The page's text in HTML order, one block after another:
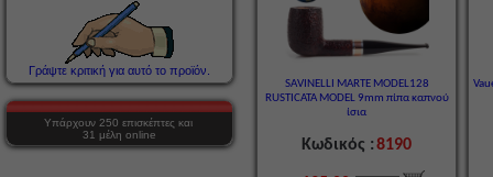
Γράψτε κριτική για αυτό το προϊόν.
Υπάρχουν 250 επισκέπτες και
31 μέλη online
SAVINELLI MARTE MODEL128
RUSTICATA MODEL 9mm πίπα καπνού
ίσια
Κωδικός :8190